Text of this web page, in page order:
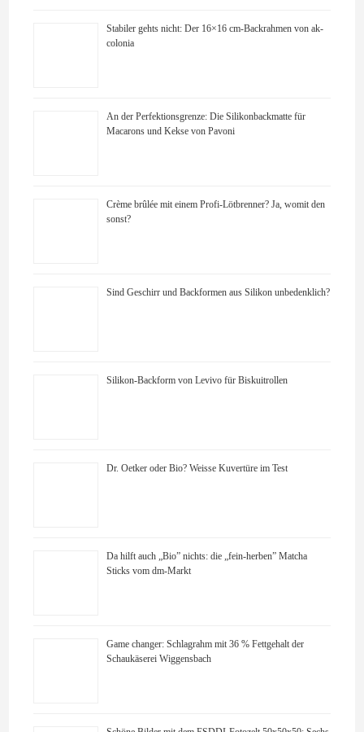
Stabiler gehts nicht: Der 16×16 cm-Backrahmen von ak-
colonia
An der Perfektionsgrenze: Die Silikonbackmatte für
Macarons und Kekse von Pavoni
Crème brûlée mit einem Profi-Lötbrenner? Ja, womit den
sonst?
Sind Geschirr und Backformen aus Silikon unbedenklich?
Silikon-Backform von Levivo für Biskuitrollen
Dr. Oetker oder Bio? Weisse Kuvertüre im Test
Da hilft auch „Bio” nichts: die „fein-herben” Matcha
Sticks vom dm-Markt
Game changer: Schlagrahm mit 36 % Fettgehalt der
Schaukäserei Wiggensbach